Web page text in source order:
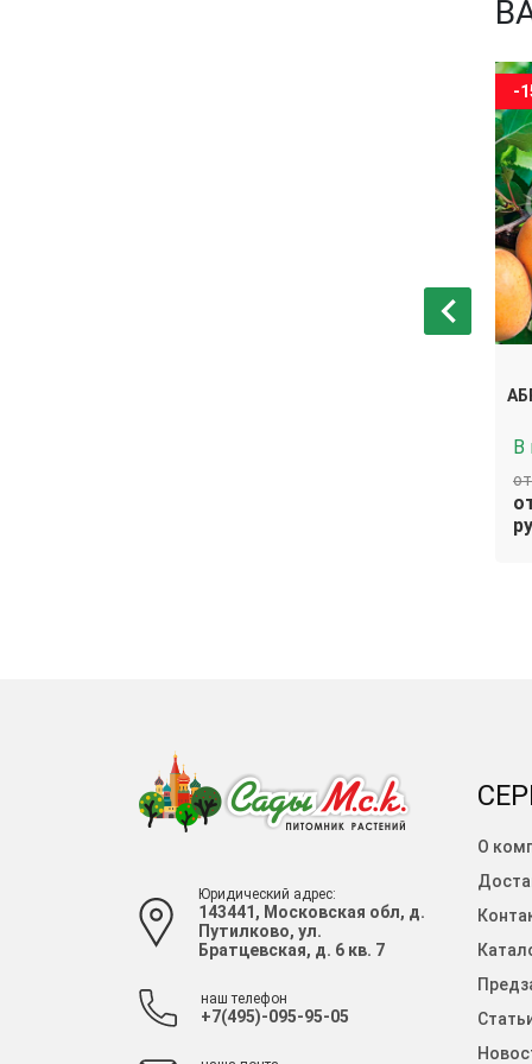
-
В
Юридический адрес:
143441, Московская обл, д.
Путилково, ул.
Братцевская, д. 6 кв. 7
наш телефон
+7(495)-095-95-05
О